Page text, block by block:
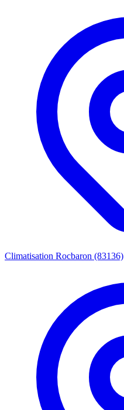
Climatisation Rocbaron (83136)